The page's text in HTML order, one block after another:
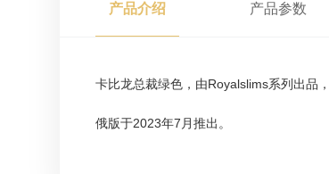
产品介绍 产品参数
卡比龙总裁绿色，由Royalslims系列出品
俄版于2023年7月推出。